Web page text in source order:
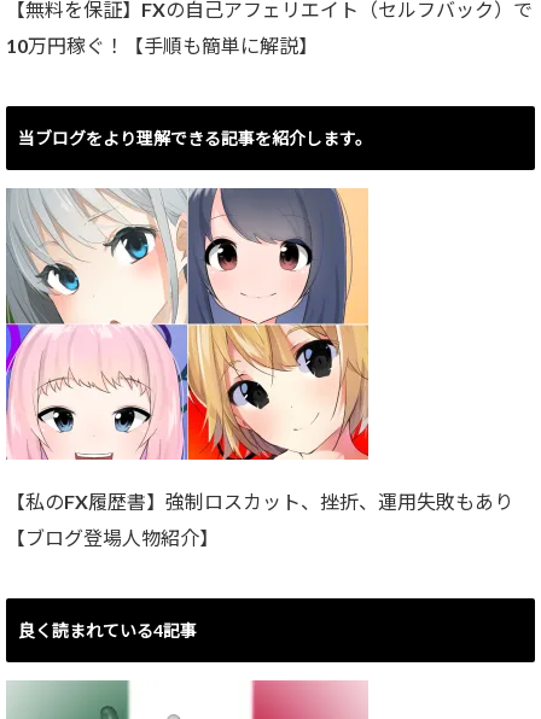
【無料を保証】FXの自己アフェリエイト（セルフバック）で
10万円稼ぐ！【手順も簡単に解説】
当ブログをより理解できる記事を紹介します。
【私のFX履歴書】強制ロスカット、挫折、運用失敗もあり
【ブログ登場人物紹介】
良く読まれている4記事